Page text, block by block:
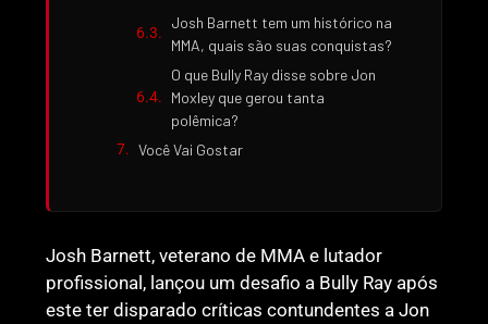
Josh Barnett tem um histórico na
MMA, quais são suas conquistas?
O que Bully Ray disse sobre Jon
Moxley que gerou tanta
polêmica?
Você Vai Gostar
Josh Barnett, veterano de MMA e lutador
profissional, lançou um desafio a Bully Ray após
este ter disparado críticas contundentes a Jon